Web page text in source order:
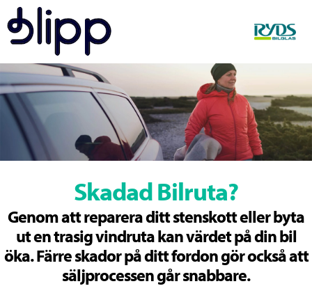
Skadad Bilruta?
Genom att reparera ditt stenskott eller byta
ut en trasig vindruta kan värdet på din bil
öka. Färre skador på ditt fordon gör också att
säljprocessen går snabbare.